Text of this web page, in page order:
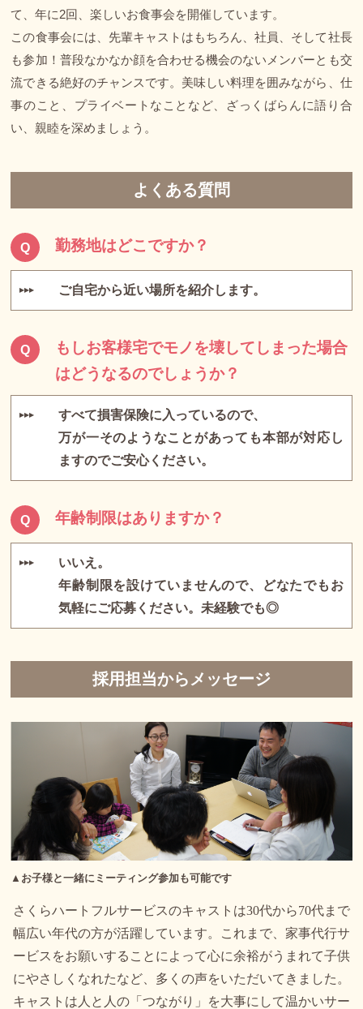
て、年に2回、楽しいお食事会を開催しています。
この食事会には、先輩キャストはもちろん、社員、そして社長
も参加！普段なかなか顔を合わせる機会のないメンバーとも交
流できる絶好のチャンスです。美味しい料理を囲みながら、仕
事のこと、プライベートなことなど、ざっくばらんに語り合
い、親睦を深めましょう。
よくある質問
Q 勤務地はどこですか？
▶▶▶ ご自宅から近い場所を紹介します。
Q
もしお客様宅でモノを壊してしまった場合
はどうなるのでしょうか？
▶▶▶
すべて損害保険に入っているので、
万が一そのようなことがあっても本部が対応し
ますのでご安心ください。
Q 年齢制限はありますか？
▶▶▶
いいえ。
年齢制限を設けていませんので、どなたでもお
気軽にご応募ください。未経験でも◎
採用担当からメッセージ
▲お子様と一緒にミーティング参加も可能です
さくらハートフルサービスのキャストは30代から70代まで
幅広い年代の方が活躍しています。これまで、家事代行サ
ービスをお願いすることによって心に余裕がうまれて子供
にやさしくなれたなど、多くの声をいただいてきました。
キャストは人と人の「つながり」を大事にして温かいサー